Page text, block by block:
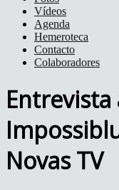
Vídeos
Agenda
Hemeroteca
Contacto
Colaboradores
Entrevista
Novas TV